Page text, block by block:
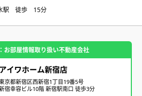
駅 徒歩 15分
お部屋情報取り扱い不動産会社
アイワホーム新宿店
京都新宿区西新宿1丁目19番5号
宿幸容ビル10階 新宿駅南口 徒歩3分